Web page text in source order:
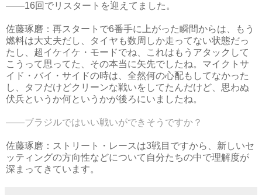
――16回でリスタートを迎えてました。
佐藤琢磨：再スタートで6番手に上がった瞬間からは、もう
燃料は大丈夫だし、タイヤも数周しか走ってない状態だっ
たし、超イケイケ・モードでね、これはもうアタックして
こうって思ってた、その本当に矢先でしたね。マイクトサ
イド・バイ・サイドの時は、全然何の心配もしてなかった
し、タフだけどクリーンな戦いをしてたんだけど、思わぬ
伏兵というか何というかが後ろにいましたね。
――ブラジルではいい戦いができそうですか？
佐藤琢磨：ストリート・レースは3戦目ですから、新しいセ
ッティングの方向性などについて自分たちの中で理解度が
深まってきています。